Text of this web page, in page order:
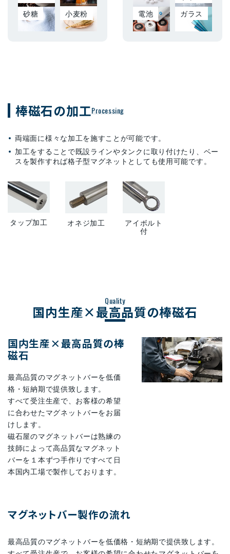
砂糖
小麦粉
電池
ガラス
棒磁石の加工Processing
両端面に様々な加工を施すことが可能です。
加工をすることで既設ラインやタンクに取り付けたり、ベー
スを製作すれば格子型マグネットとしても使用可能です。
タップ加工 オネジ加工
アイボルト
付
Quality
国内生産×最高品質の棒磁石
国内生産×最高品質の棒
磁石
最高品質のマグネットバーを低価
格・短納期で提供致します。
すべて受注生産で、お客様の希望
に合わせたマグネットバーをお届
けします。
磁石屋のマグネットバーは熟練の
技師によって高品質なマグネット
バーを１本ずつ手作りですべて日
本国内工場で製作しております。
マグネットバー製作の流れ
最高品質のマグネットバーを低価格・短納期で提供致します。